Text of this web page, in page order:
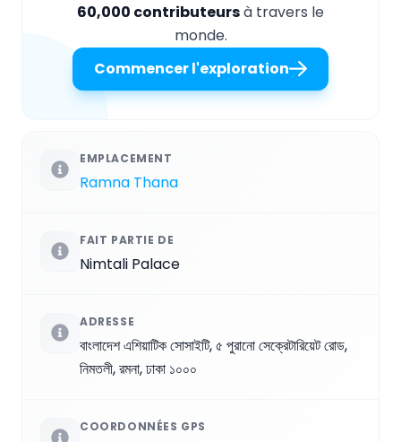
60,000 contributeursà travers le
monde.
Commencer l'exploration
EMPLACEMENT
Ramna Thana
FAIT PARTIE DE
Nimtali Palace
ADRESSE
বাংলাদেশ এশিয়াটিক সোসাইটি, ৫ পুরানো সেক্রেটারিয়েট রোড,
নিমতলী, রমনা, ঢাকা ১০০০
COORDONNÉES GPS